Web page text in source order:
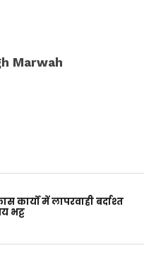
Marwah
कार्यों में लापरवाही बर्दाश्त
भट्ट